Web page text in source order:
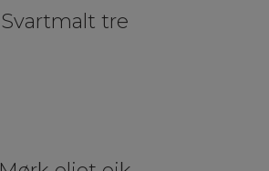
Svartmalt tre